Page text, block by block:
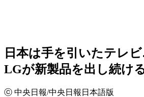
日本は手を引いたテレ
LGが新製品を出し続ける
ⓒ 中央日報/中央日報日本語版